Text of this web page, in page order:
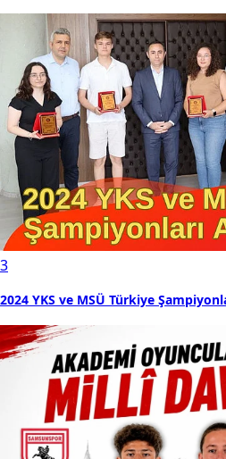
3
2024 YKS ve MSÜ Türkiye